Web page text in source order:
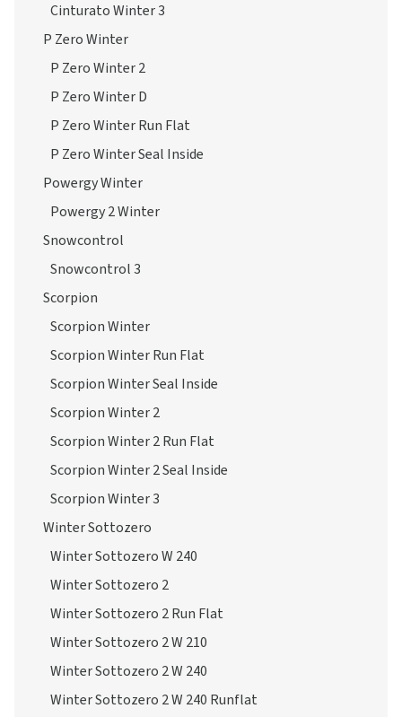
Cinturato Winter 3
P Zero Winter
P Zero Winter 2
P Zero Winter D
P Zero Winter Run Flat
P Zero Winter Seal Inside
Powergy Winter
Powergy 2 Winter
Snowcontrol
Snowcontrol 3
Scorpion
Scorpion Winter
Scorpion Winter Run Flat
Scorpion Winter Seal Inside
Scorpion Winter 2
Scorpion Winter 2 Run Flat
Scorpion Winter 2 Seal Inside
Scorpion Winter 3
Winter Sottozero
Winter Sottozero W 240
Winter Sottozero 2
Winter Sottozero 2 Run Flat
Winter Sottozero 2 W 210
Winter Sottozero 2 W 240
Winter Sottozero 2 W 240 Runflat